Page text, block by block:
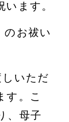
います。
のお祓い
いただ
す。こ
、母子